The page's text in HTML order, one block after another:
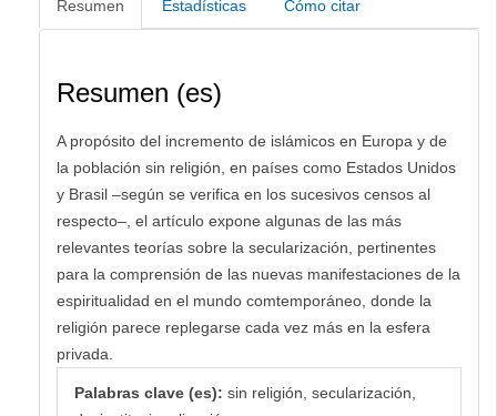
Resumen Estadísticas Cómo citar
Resumen (es)
A propósito del incremento de islámicos en Europa y de
la población sin religión, en países como Estados Unidos
y Brasil –según se verifica en los sucesivos censos al
respecto–, el artículo expone algunas de las más
relevantes teorías sobre la secularización, pertinentes
para la comprensión de las nuevas manifestaciones de la
espiritualidad en el mundo comtemporáneo, donde la
religión parece replegarse cada vez más en la esfera
privada.
Palabras clave (es): sin religión, secularización,